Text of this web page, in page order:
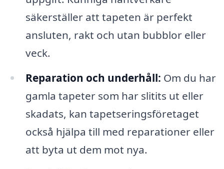
säkerställer att tapeten är perfekt
ansluten, rakt och utan bubblor eller
veck.
Reparation och underhåll: Om du har
gamla tapeter som har slitits ut eller
skadats, kan tapetseringsföretaget
också hjälpa till med reparationer eller
att byta ut dem mot nya.